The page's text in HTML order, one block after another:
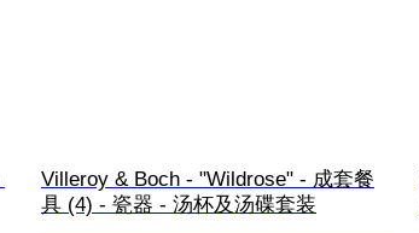
Villeroy & Boch - "Wildrose" - 成套餐
具 (4) - 瓷器 - 汤杯及汤碟套装